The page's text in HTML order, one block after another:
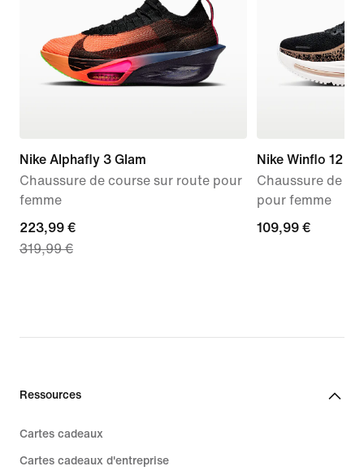
Nike Alphafly 3 Glam
Chaussure de course sur route pour
femme
current
price
319,99 €
223,99 €
319,99 €
Nike Winflo 12
Chaussure de
pour femme
109,99 €
109,99 €
Ressources
Cartes cadeaux
Cartes cadeaux d'entreprise